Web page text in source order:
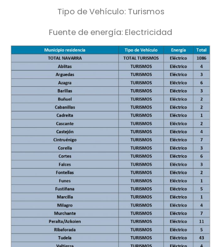
Tipo de Vehículo: Turismos
Fuente de energía: Electricidad
Fecha última actualización, junio 2022.